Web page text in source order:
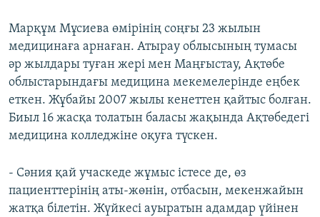
Марқұм Мұсиева өмірінің соңғы 23 жылын
медицинаға арнаған. Атырау облысының тумасы
әр жылдары туған жері мен Маңғыстау, Ақтөбе
облыстарындағы медицина мекемелерінде еңбек
еткен. Жұбайы 2007 жылы кенеттен қайтыс болған.
Биыл 16 жасқа толатын баласы жақында Ақтөбедегі
медицина колледжіне оқуға түскен.
- Сәния қай учаскеде жұмыс істесе де, өз
пациенттерінің аты-жөнін, отбасын, мекенжайын
жатқа білетін. Жүйкесі ауыратын адамдар үйінен